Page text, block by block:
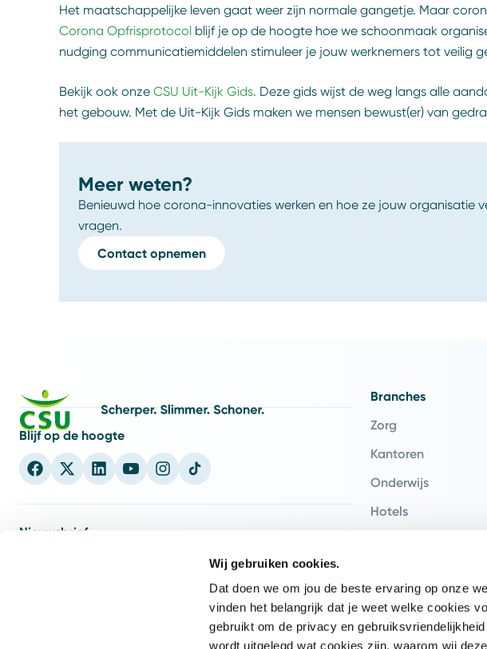
Wij gebruiken cookies.
Dat doen we om jou de beste ervaring op onze
vinden het belangrijk dat je weet welke cookies
gebruikt om de privacy en
wordt uitgelegd wat cookies zijn, waarom wij
Het maatschappelijke leven gaat weer zijn normale gangetje. Maar
Corona Opfrisprotocol blijf je op de hoogte hoe we schoonmaak
nudging communicatiemiddelen stimuleer je jouw werknemers tot veilig
Bekijk ook onze CSU Uit-Kijk Gids. Deze gids wijst de weg langs alle
het gebouw. Met de Uit-Kijk Gids maken we mensen bewust(er) van
Meer weten?
Benieuwd hoe corona-innovaties werken en hoe ze jouw organisatie
vragen.
Contact opnemen
Blijf op de hoogte
Nieuwsbrief
nieuwsbriefen ontvang 5x per jaar
weet wat er speelt
Inschrijven
Branches
Zorg
Kantoren
Onderwijs
Hotels
Retail
Vervoer